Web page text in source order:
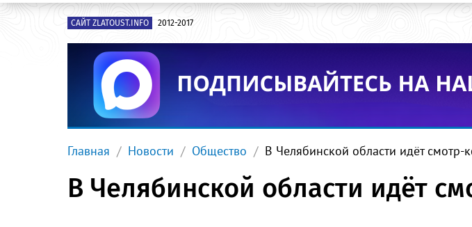
САЙТ ZLATOUST.INFO 2012-2017
Главная Новости Общество В Челябинской области идёт смотр-
В Челябинской области идёт